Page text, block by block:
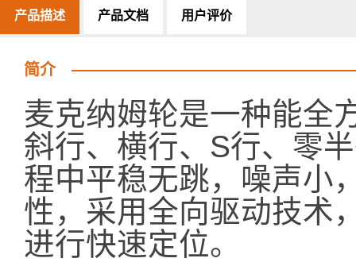
产品描述 产品文档 用户评价
简介
麦克纳姆轮是一种能全
斜行、横行、S行、零
程中平稳无跳，噪声小
性，采用全向驱动技术
进行快速定位。